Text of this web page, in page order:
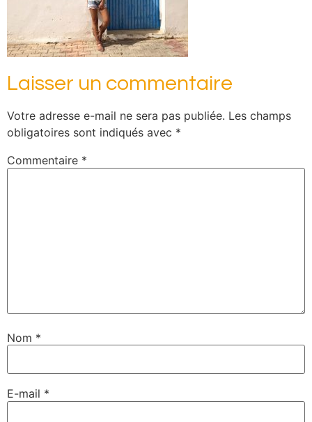
Laisser un commentaire
Votre adresse e-mail ne sera pas publiée. Les champs
obligatoires sont indiqués avec *
Commentaire *
Nom *
E-mail *